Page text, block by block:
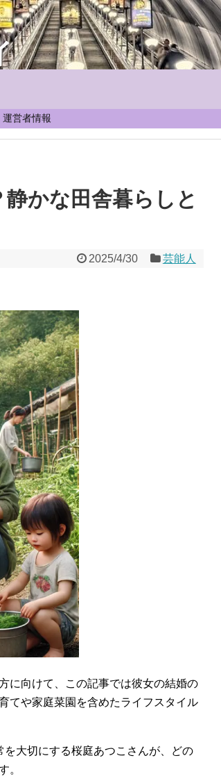
運営者情報
かな田舎暮らしと
2025/4/30 芸能人
に向けて、この記事では彼女の結婚の
てや家庭菜園を含めたライフスタイル
大切にする桜庭あつこさんが、どの
。